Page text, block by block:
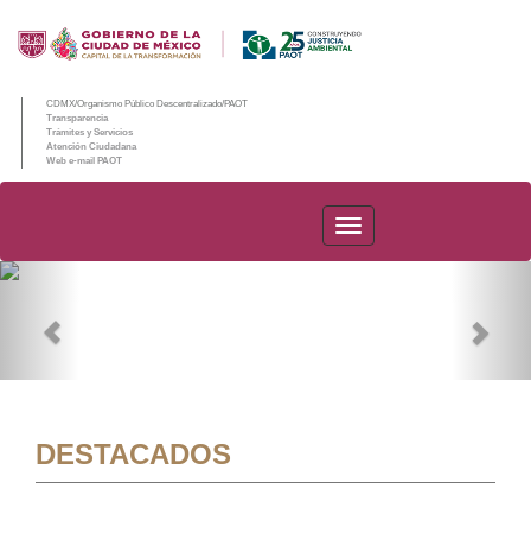
CDMX/Organismo Público Descentralizado/PAOT
Transparencia
Trámites y Servicios
Atención Ciudadana
Web e-mail PAOT
PAOT
DESTACADOS